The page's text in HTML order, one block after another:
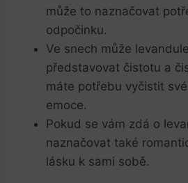
může to naznačovat
odpočinku.
Ve snech může
představovat čistotu a
máte potřebu vyčistit
emoce.
Pokud se vám zdá o
naznačovat také
lásku k sami sobě.